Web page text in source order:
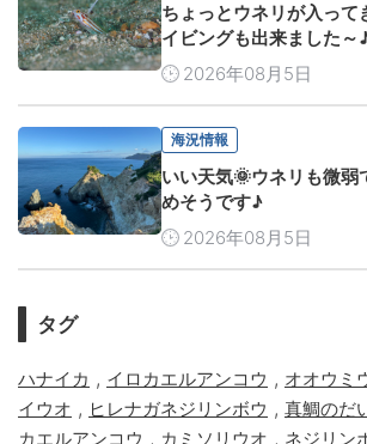
ちょっとウネリが入って
イビングも出来ました～
2026年08月5日
海況情報
いい天気🌞ウネリも微弱
めそうです♪
2026年08月5日
タグ
ハナイカ , イロカエルアンコウ , オオウミ
イウオ , ヒレナガネジリンボウ , 真鯛のだ
カエルアンコウ , カミソリウオ , ネジリン